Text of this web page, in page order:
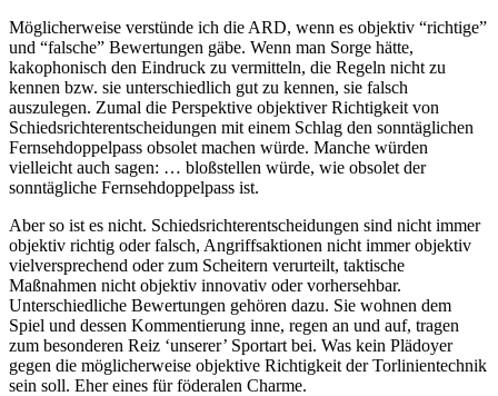
Möglicherweise verstünde ich die ARD, wenn es objektiv “richtige”
und “falsche” Bewertungen gäbe. Wenn man Sorge hätte,
kakophonisch den Eindruck zu vermitteln, die Regeln nicht zu
kennen bzw. sie unterschiedlich gut zu kennen, sie falsch
auszulegen. Zumal die Perspektive objektiver Richtigkeit von
Schiedsrichterentscheidungen mit einem Schlag den sonntäglichen
Fernsehdoppelpass obsolet machen würde. Manche würden
vielleicht auch sagen: … bloßstellen würde, wie obsolet der
sonntägliche Fernsehdoppelpass ist.
Aber so ist es nicht. Schiedsrichterentscheidungen sind nicht immer
objektiv richtig oder falsch, Angriffsaktionen nicht immer objektiv
vielversprechend oder zum Scheitern verurteilt, taktische
Maßnahmen nicht objektiv innovativ oder vorhersehbar.
Unterschiedliche Bewertungen gehören dazu. Sie wohnen dem
Spiel und dessen Kommentierung inne, regen an und auf, tragen
zum besonderen Reiz ‘unserer’ Sportart bei. Was kein Plädoyer
gegen die möglicherweise objektive Richtigkeit der Torlinientechnik
sein soll. Eher eines für föderalen Charme.